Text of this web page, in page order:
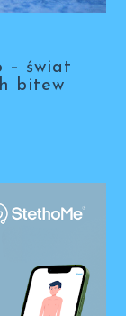
– świat
bitew